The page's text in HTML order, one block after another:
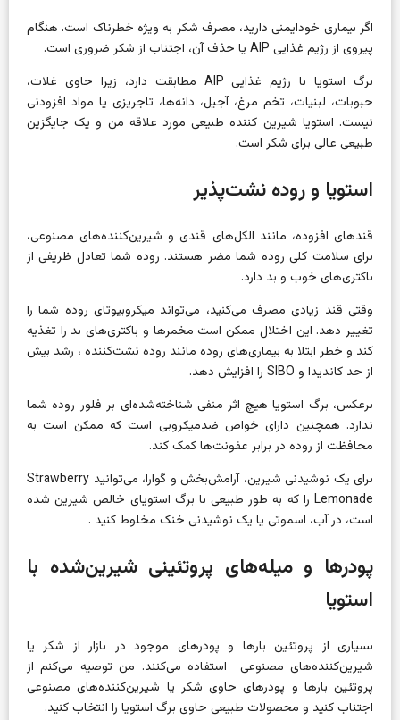
اگر بیماری خودایمنی دارید، مصرف شکر به ویژه خطرناک است. هنگام
پیروی از رژیم غذایی AIP یا حذف آن، اجتناب از شکر ضروری است.
برگ استویا با رژیم غذایی AIP مطابقت دارد، زیرا حاوی غلات،
حبوبات، لبنیات، تخم مرغ، آجیل، دانه‌ها، تاجریزی یا مواد افزودنی
نیست. استویا شیرین کننده طبیعی مورد علاقه من و یک جایگزین
طبیعی عالی برای شکر است.
استویا و روده نشت‌پذیر
قندهای افزوده، مانند الکل‌های قندی و شیرین‌کننده‌های مصنوعی،
برای سلامت کلی روده شما مضر هستند. روده شما تعادل ظریفی از
باکتری‌های خوب و بد دارد.
وقتی قند زیادی مصرف می‌کنید، می‌تواند میکروبیوتای روده شما را
تغییر دهد. این اختلال ممکن است مخمرها و باکتری‌های بد را تغذیه
کند و خطر ابتلا به بیماری‌های روده مانند روده نشت‌کننده ، رشد بیش
از حد کاندیدا و SIBO را افزایش دهد.
برعکس، برگ استویا هیچ اثر منفی شناخته‌شده‌ای بر فلور روده شما
ندارد. همچنین دارای خواص ضدمیکروبی است که ممکن است به
محافظت از روده در برابر عفونت‌ها کمک کند.
برای یک نوشیدنی شیرین، آرامش‌بخش و گوارا، می‌توانید Strawberry
Lemonade را که به طور طبیعی با برگ استویای خالص شیرین شده
است، در آب، اسموتی یا یک نوشیدنی خنک مخلوط کنید .
پودرها و میله‌های پروتئینی شیرین‌شده با
استویا
بسیاری از پروتئین بارها و پودرهای موجود در بازار از شکر یا
شیرین‌کننده‌های مصنوعی استفاده می‌کنند. من توصیه می‌کنم از
پروتئین بارها و پودرهای حاوی شکر یا شیرین‌کننده‌های مصنوعی
اجتناب کنید و محصولات طبیعی حاوی برگ استویا را انتخاب کنید.